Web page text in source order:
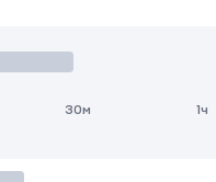
30м 1ч